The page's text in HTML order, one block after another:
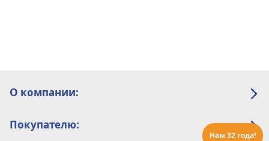
Нам 32 года!
О компании:
Покупателю: